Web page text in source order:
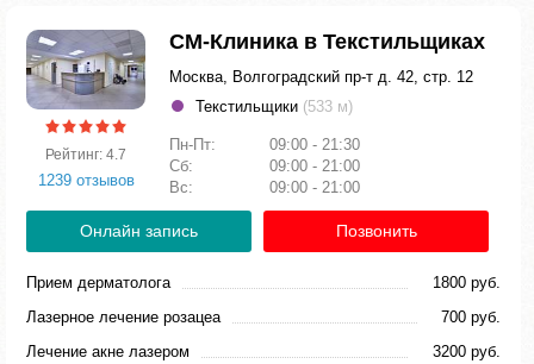
Рейтинг: 4.7
1239 отзывов
СМ-Клиника в Текстильщиках
Москва, Волгоградский пр-т д. 42, стр. 12
Текстильщики (533 м)
Пн-Пт:
09:00 - 21:30
Сб:
09:00 - 21:00
Вс:
09:00 - 21:00
Онлайн запись Позвонить
Прием дерматолога
1800 руб.
Лазерное лечение розацеа
700 руб.
Лечение акне лазером
3200 руб.